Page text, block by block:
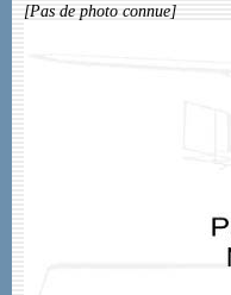
[Pas de photo connue]